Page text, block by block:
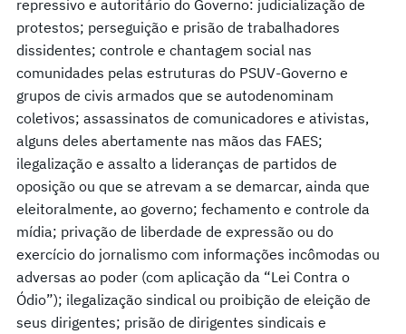
repressivo e autoritário do Governo: judicialização de
protestos; perseguição e prisão de trabalhadores
dissidentes; controle e chantagem social nas
comunidades pelas estruturas do PSUV-Governo e
grupos de civis armados que se autodenominam
coletivos; assassinatos de comunicadores e ativistas,
alguns deles abertamente nas mãos das FAES;
ilegalização e assalto a lideranças de partidos de
oposição ou que se atrevam a se demarcar, ainda que
eleitoralmente, ao governo; fechamento e controle da
mídia; privação de liberdade de expressão ou do
exercício do jornalismo com informações incômodas ou
adversas ao poder (com aplicação da “Lei Contra o
Ódio”); ilegalização sindical ou proibição de eleição de
seus dirigentes; prisão de dirigentes sindicais e